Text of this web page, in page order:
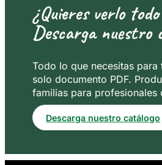
¿Quieres verlo
Descarga nuestro
Todo lo que necesitas para
solo documento PDF.
familias para profesionales
Descarga nuestro catálogo